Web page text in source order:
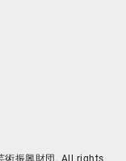
術振興財団. All rights